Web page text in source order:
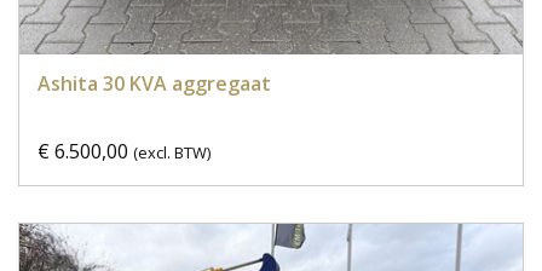
Ashita 30 KVA aggregaat
€ 6.500,00 (excl. BTW)